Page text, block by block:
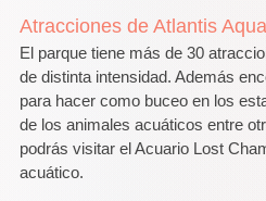
Atracciones de Atlantis
El parque tiene más de 30
de distinta intensidad. Además
para hacer como buceo en los
de los animales acuáticos entre
podrás visitar el Acuario Lost
acuático.